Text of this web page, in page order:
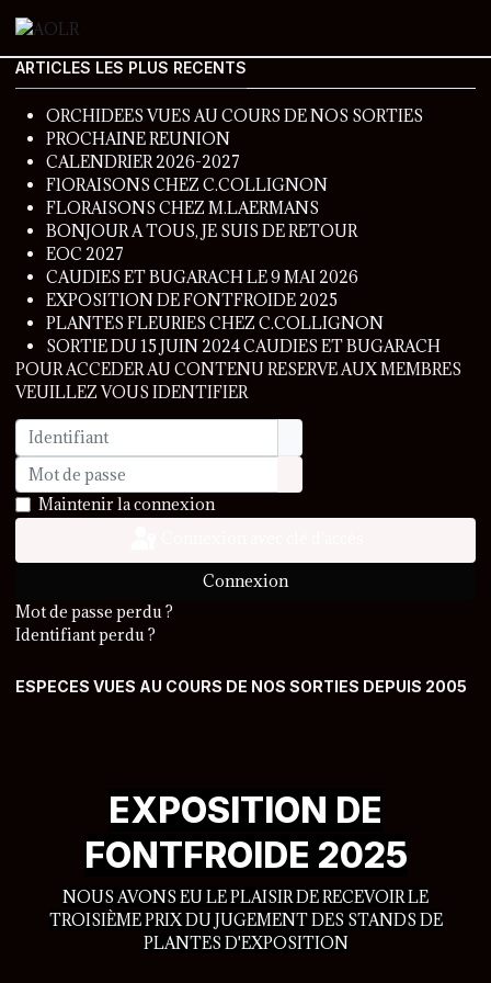
ARTICLES LES PLUS RECENTS
ORCHIDEES VUES AU COURS DE NOS SORTIES
PROCHAINE REUNION
CALENDRIER 2026-2027
FlORAISONS CHEZ C.COLLIGNON
FLORAISONS CHEZ M.LAERMANS
BONJOUR A TOUS, JE SUIS DE RETOUR
EOC 2027
CAUDIES ET BUGARACH LE 9 MAI 2026
EXPOSITION DE FONTFROIDE 2025
PLANTES FLEURIES CHEZ C.COLLIGNON
SORTIE DU 15 JUIN 2024 CAUDIES ET BUGARACH
POUR ACCEDER AU CONTENU RESERVE AUX MEMBRES
VEUILLEZ VOUS IDENTIFIER
Identifiant
Mot de passe
Afficher le mot de passe
Maintenir la connexion
Connexion
Mot de passe perdu ?
Identifiant perdu ?
ESPECES VUES AU COURS DE NOS SORTIES DEPUIS 2005
EXPOSITION DE
FONTFROIDE 2025
NOUS AVONS EU LE PLAISIR DE RECEVOIR LE
TROISIÈME PRIX DU JUGEMENT DES STANDS DE
PLANTES D'EXPOSITION